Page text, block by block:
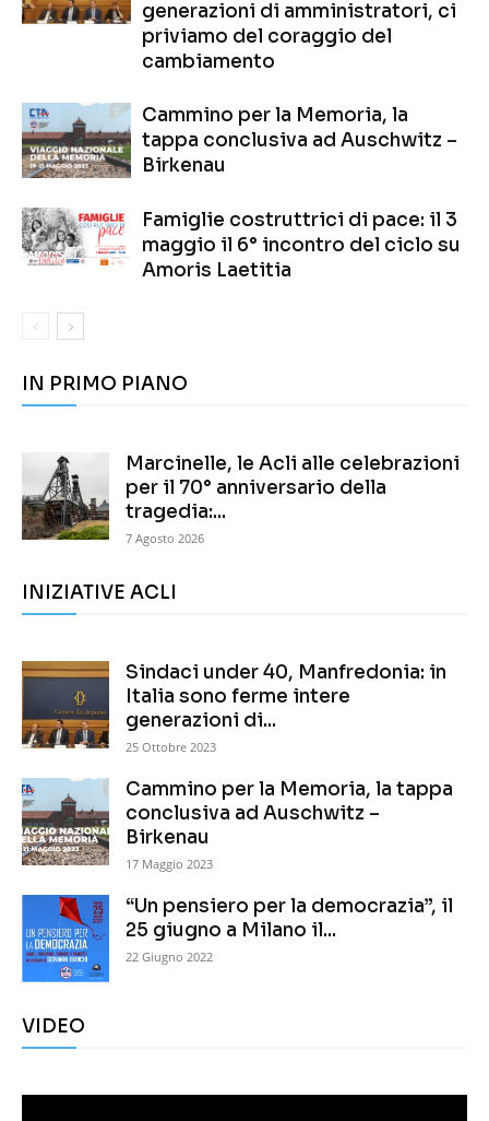
generazioni di amministratori, ci
priviamo del coraggio del
cambiamento
Cammino per la Memoria, la
tappa conclusiva ad Auschwitz –
Birkenau
Famiglie costruttrici di pace: il 3
maggio il 6° incontro del ciclo su
Amoris Laetitia
IN PRIMO PIANO
Marcinelle, le Acli alle celebrazioni
per il 70° anniversario della
tragedia:...
7 Agosto 2026
INIZIATIVE ACLI
Sindaci under 40, Manfredonia: in
Italia sono ferme intere
generazioni di...
25 Ottobre 2023
Cammino per la Memoria, la tappa
conclusiva ad Auschwitz –
Birkenau
17 Maggio 2023
“Un pensiero per la democrazia”, il
25 giugno a Milano il...
22 Giugno 2022
VIDEO